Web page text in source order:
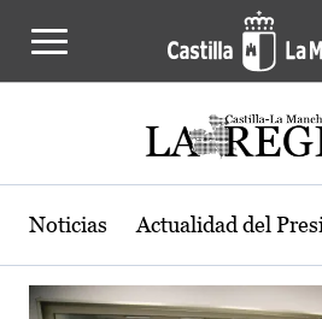
Actualidad de la
Noticias Actualidad del